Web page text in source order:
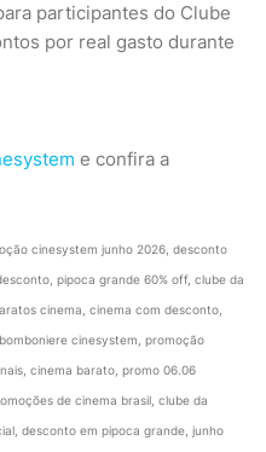
participantes do Clube
por real gasto durante
e confira a
cinesystem junho 2026, desconto
pipoca grande 60% off, clube da
cinema, cinema com desconto,
cinesystem, promoção
cinema barato, promo 06.06
de cinema brasil, clube da
desconto em pipoca grande, junho